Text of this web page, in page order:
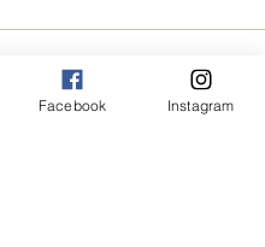
POLITIQUE
Facebook Instagram